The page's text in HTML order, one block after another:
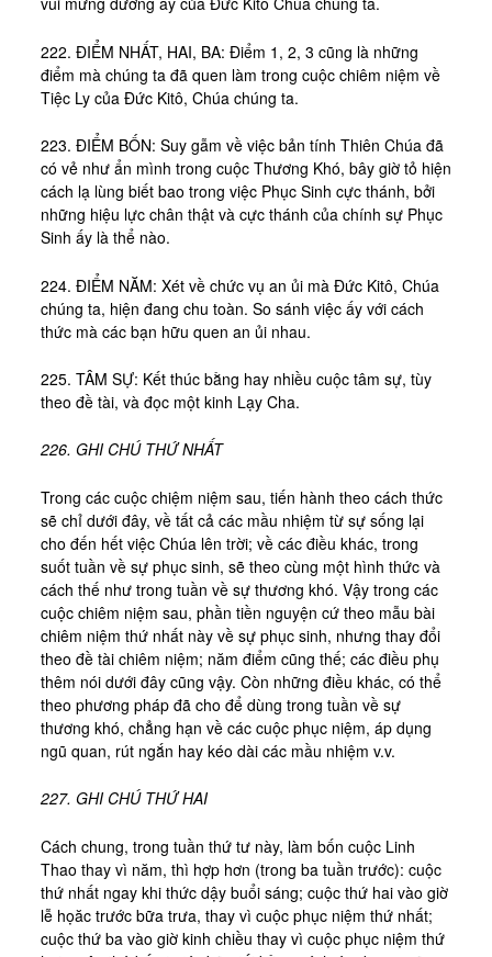
Khóa HD Linh hướng
Linh Thao Tám Ngày
Linh Thao Mười Ngày
Linh Thao 30 Ngày
Linh Thao Trong Cuộc Sống
222. ĐIỂM NHẤT, HAI, BA: Điểm 1, 2, 3 cũng là những
điểm mà chúng ta đã quen làm trong cuộc chiêm niệm về
Tiệc Ly của Đức Kitô, Chúa chúng ta.
223. ĐIỂM BỐN: Suy gẫm về việc bản tính Thiên Chúa đã
có vẻ như ẩn mình trong cuộc Thương Khó, bây giờ tỏ hiện
cách lạ lùng biết bao trong việc Phục Sinh cực thánh, bởi
những hiệu lực chân thật và cực thánh của chính sự Phục
Sinh ấy là thể nào.
224. ĐIỂM NĂM: Xét về chức vụ an ủi mà Đức Kitô, Chúa
chúng ta, hiện đang chu toàn. So sánh việc ấy với cách
thức mà các bạn hữu quen an ủi nhau.
225. TÂM SỰ: Kết thúc bằng hay nhiều cuộc tâm sự, tùy
theo đề tài, và đọc một kinh Lạy Cha.
226. GHI CHÚ THỨ NHẤT
Trong các cuộc chiệm niệm sau, tiến hành theo cách thức
sẽ chỉ dưới đây, về tất cả các mầu nhiệm từ sự sống lại
cho đến hết việc Chúa lên trời; về các điều khác, trong
suốt tuần về sự phục sinh, sẽ theo cùng một hình thức và
cách thế như trong tuần về sự thương khó. Vậy trong các
cuộc chiêm niệm sau, phần tiền nguyện cứ theo mẫu bài
chiêm niệm thứ nhất này về sự phục sinh, nhưng thay đổi
theo đề tài chiêm niệm; năm điểm cũng thế; các điều phụ
thêm nói dưới đây cũng vậy. Còn những điều khác, có thể
theo phương pháp đã cho để dùng trong tuần về sự
thương khó, chẳng hạn về các cuộc phục niệm, áp dụng
ngũ quan, rút ngắn hay kéo dài các mầu nhiệm v.v.
227. GHI CHÚ THỨ HAI
Cách chung, trong tuần thứ tư này, làm bốn cuộc Linh
Thao thay vì năm, thì hợp hơn (trong ba tuần trước): cuộc
thứ nhất ngay khi thức dậy buổi sáng; cuộc thứ hai vào giờ
lễ họăc trước bữa trưa, thay vì cuộc phục niệm thứ nhất;
cuộc thứ ba vào giờ kinh chiều thay vì cuộc phục niệm thứ